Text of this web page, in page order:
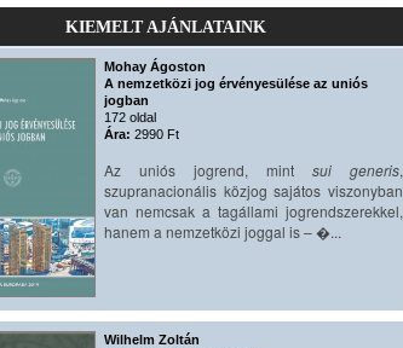
KIEMELT AJÁNLATAINK
Mohay Ágoston
A nemzetközi jog érvényesülése az uniós
jogban
172 oldal
Ára: 2990 Ft
Az uniós jogrend, mint sui generis,
szupranacionális közjog sajátos viszonyban
van nemcsak a tagállami jogrendszerekkel,
hanem a nemzetközi joggal is – �...
Wilhelm Zoltán